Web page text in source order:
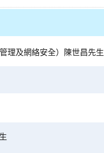
理及網絡安全）陳世昌先生